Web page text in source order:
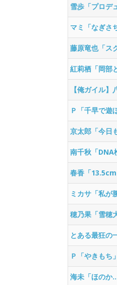
雪歩「プロデ
マミ「なぎさ
藤原竜也「ス
紅莉栖「岡部
【俺ガイル】
Ｐ「千早で遊
京太郎「今日
南千秋「DNA
春香「13.5cm
ミカサ「私が
穂乃果「雪穂
とある最狂の
Ｐ「やきもち」
海未「ほのか